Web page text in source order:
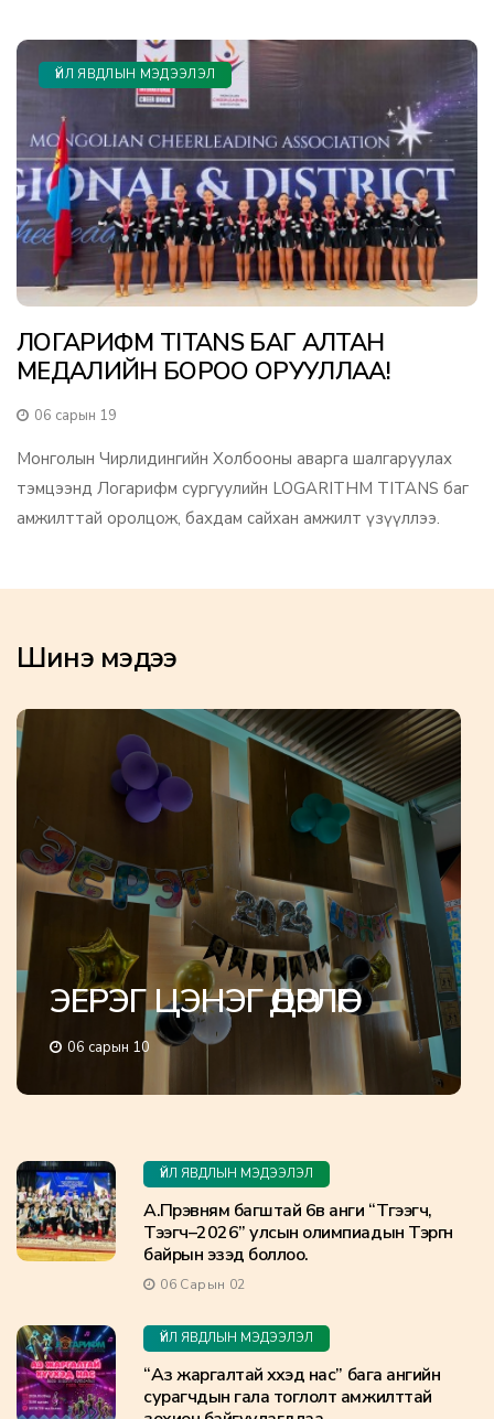
ҮЙЛ ЯВДЛЫН МЭДЭЭЛЭЛ
ЛОГАРИФМ TITANS БАГ АЛТАН
МЕДАЛИЙН БОРОО ОРУУЛЛАА!
06 сарын 19
Монголын Чирлидингийн Холбооны аварга шалгаруулах
тэмцээнд Логарифм сургуулийн LOGARITHM TITANS баг
амжилттай оролцож, бахдам сайхан амжилт үзүүллээ.
Шинэ мэдээ
ЭЕРЭГ ЦЭНЭГ ӨДӨРЛӨГ
06 сарын 10
ҮЙЛ ЯВДЛЫН МЭДЭЭЛЭЛ
А.Пүрэвням багштай 6в анги “Түгээгч,
Тээгч–2026” улсын олимпиадын Тэргүүн
байрын эзэд боллоо.
06 Сарын 02
ҮЙЛ ЯВДЛЫН МЭДЭЭЛЭЛ
“Аз жаргалтай хүүхэд нас” бага ангийн
сурагчдын гала тоглолт амжилттай